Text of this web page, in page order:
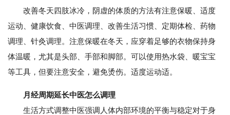
改善冬天四肢冰冷，阴虚的体质的方法有注意保暖、适度
运动、健康饮食、中医调理、改善生活习惯、定期体检、药物
调理、针灸调理。注意保暖在冬天，应穿着足够的衣物保持身
体温暖，尤其是头部、手部和脚部。可以使用热水袋、暖宝宝
等工具，但要注意安全，避免烫伤。适度运动适。
月经周期延长中医怎么调理
生活方式调整中医强调人体内部环境的平衡与稳定对于身